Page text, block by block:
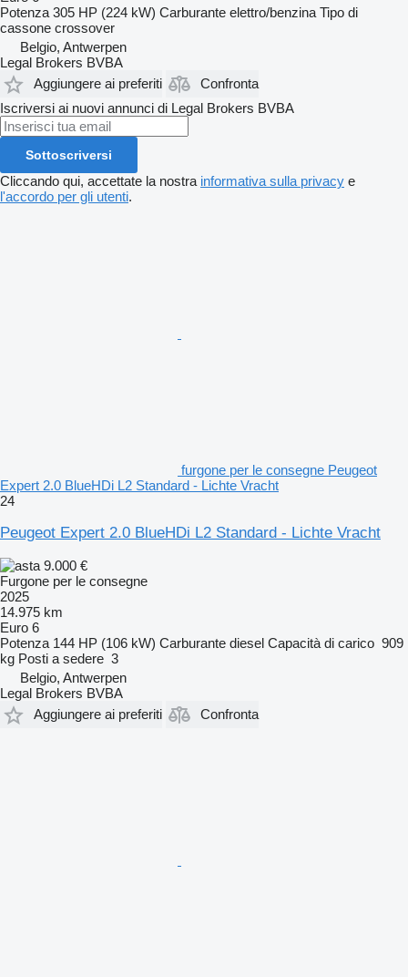
Potenza 305 HP (224 kW) Carburante elettro/benzina Tipo di
cassone crossover
Belgio, Antwerpen
Legal Brokers BVBA
Aggiungere ai preferiti
Confronta
Iscriversi ai nuovi annunci di Legal Brokers BVBA
Sottoscriversi
Cliccando qui, accettate la nostra informativa sulla privacy e
l'accordo per gli utenti.
furgone per le consegne Peugeot
Expert 2.0 BlueHDi L2 Standard - Lichte Vracht
24
Peugeot Expert 2.0 BlueHDi L2 Standard - Lichte Vracht
9.000 €
Furgone per le consegne
2025
14.975 km
Euro 6
Potenza 144 HP (106 kW) Carburante diesel Capacità di carico 909
kg Posti a sedere 3
Belgio, Antwerpen
Legal Brokers BVBA
Aggiungere ai preferiti
Confronta